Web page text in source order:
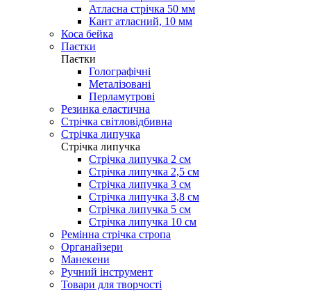
Атласна стрічка 50 мм
Кант атласний, 10 мм
Коса бейка
Паєтки
Паєтки
Голографічні
Металізовані
Перламутрові
Резинка еластична
Стрічка світловідбивна
Стрічка липучка
Стрічка липучка
Стрічка липучка 2 см
Стрічка липучка 2,5 см
Стрічка липучка 3 см
Стрічка липучка 3,8 см
Стрічка липучка 5 см
Стрічка липучка 10 см
Ремінна стрічка стропа
Органайзери
Манекени
Ручний інструмент
Товари для творчості